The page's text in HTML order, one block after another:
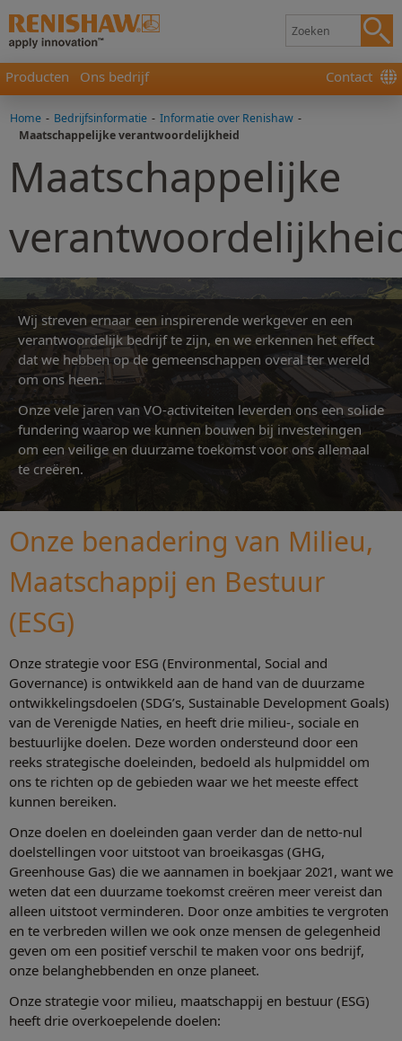
Producten Ons bedrijf Contact
Home - Bedrijfsinformatie - Informatie over Renishaw -
Maatschappelijke verantwoordelijkheid
Maatschappelijke
Wij streven ernaar een inspirerende werkgever en een
verantwoordelijk bedrijf te zijn, en we erkennen het effect
dat we hebben op de gemeenschappen overal ter wereld
om ons heen.
Onze vele jaren van VO-activiteiten leverden ons een solide
fundering waarop we kunnen bouwen bij investeringen
om een veilige en duurzame toekomst voor ons allemaal
te creëren.
Onze benadering van Milieu,
Maatschappij en Bestuur
(ESG)
Onze strategie voor ESG (Environmental, Social and
Governance) is ontwikkeld aan de hand van de duurzame
ontwikkelingsdoelen (SDG’s, Sustainable Development Goals)
van de Verenigde Naties, en heeft drie milieu-, sociale en
bestuurlijke doelen. Deze worden ondersteund door een
reeks strategische doeleinden, bedoeld als hulpmiddel om
ons te richten op de gebieden waar we het meeste effect
kunnen bereiken.
Onze doelen en doeleinden gaan verder dan de netto-nul
doelstellingen voor uitstoot van broeikasgas (GHG,
Greenhouse Gas) die we aannamen in boekjaar 2021, want we
weten dat een duurzame toekomst creëren meer vereist dan
alleen uitstoot verminderen. Door onze ambities te vergroten
en te verbreden willen we ook onze mensen de gelegenheid
geven om een positief verschil te maken voor ons bedrijf,
onze belanghebbenden en onze planeet.
Onze strategie voor milieu, maatschappij en bestuur (ESG)
heeft drie overkoepelende doelen: